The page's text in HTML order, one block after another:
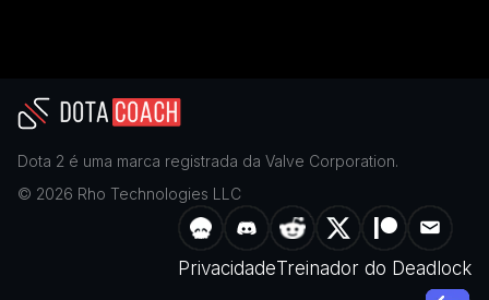
Dota 2 é uma marca registrada da Valve Corporation.
© 2026 Rho Technologies LLC
PrivacidadeTreinador do Deadlock